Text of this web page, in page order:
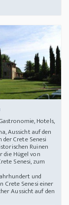
Hotels,
Aussicht auf den
Crete Senesi
Ruinen
die Hügel von
Senesi, zum
und
Crete Senesi einer
Aussicht auf den